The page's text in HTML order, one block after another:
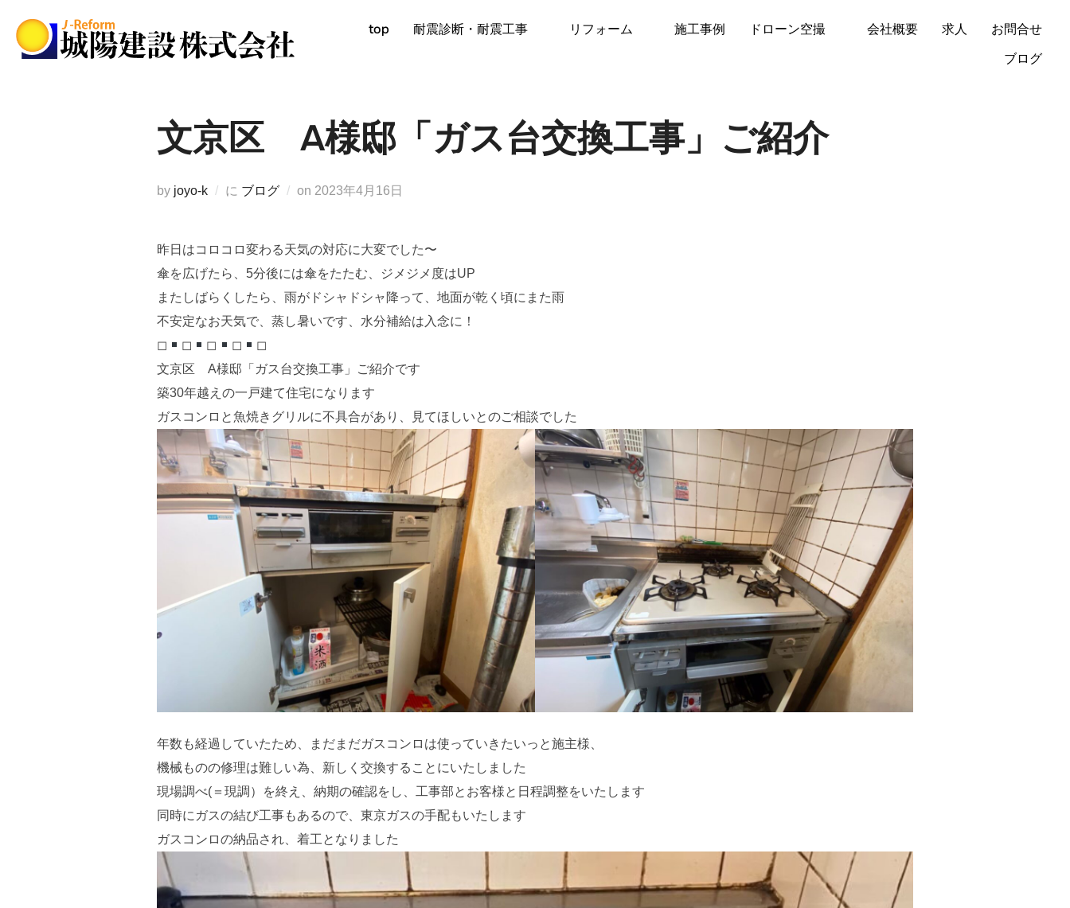
top 耐震診断・耐震工事 リフォーム 施工事例 ドローン空撮 会社概要 求人
お問合せ
ブログ
文京区 A様邸「ガス台交換工事」ご紹介
by joyo-k に ブログ on 投
2023年4月16日
昨日はコロコロ変わる天気の対応に大変でした〜
傘を広げたら、5分後には傘をたたむ、ジメジメ度はUP
またしばらくしたら、雨がドシャドシャ降って、地面が乾く頃にまた雨
不安定なお天気で、蒸し暑いです、水分補給は入念に！
◻︎
◻︎ ◻︎ ◻︎
◻︎
文京区 A様邸「ガス台交換工事」ご紹介です
築30年越えの一戸建て住宅になります
ガスコンロと魚焼きグリルに不具合があり、見てほしいとのご相談でした
年数も経過していたため、まだまだガスコンロは使っていきたいっと施主様、
機械ものの修理は難しい為、新しく交換することにいたしました
現場調べ(＝現調）を終え、納期の確認をし、工事部とお客様と日程調整をいたします
同時にガスの結び工事もあるので、東京ガスの手配もいたします
ガスコンロの納品され、着工となりました